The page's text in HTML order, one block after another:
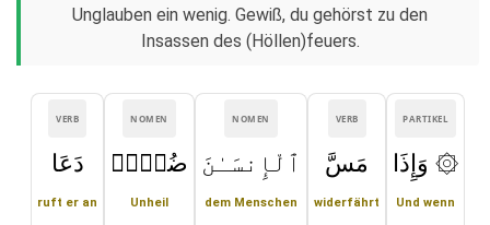
Unglauben ein wenig. Gewiß, du gehörst zu den
Insassen des (Höllen)feuers.
PARTIKEL
۞ وَإِذَا
Und wenn
VERB
مَسَّ
widerfährt
NOMEN
ٱلْإِنسَـٰنَ
dem Menschen
NOMEN
ضُرٌّۭ
Unheil
VERB
دَعَا
ruft er an